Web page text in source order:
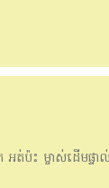
ត់ប៉ះ ម្ចាស់ដើមផ្ទ